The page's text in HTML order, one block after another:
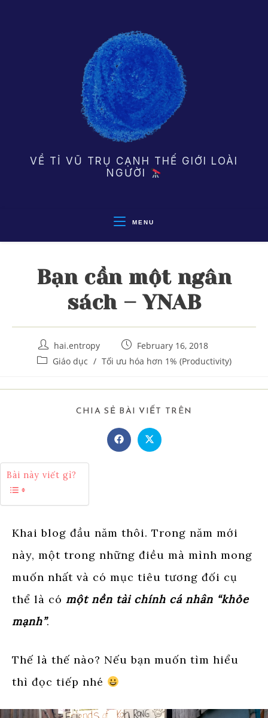
VỀ TỈ VŨ TRỤ CẠNH THẾ GIỚI LOÀI
NGƯỜI
MENU
Bạn cần một ngân
sách – YNAB
Post
author:
hai.entropy
Post
published:
February 16, 2018
Post Giáo dục / Tối ưu hóa hơn 1% (Productivity)
CHIA SẺ BÀI VIẾT TRÊN
Opens
in
Opens
in
Bài này viết gì?
Khai blog đầu năm thôi. Trong năm mới
này, một trong những điều mà mình mong
muốn nhất và có mục tiêu tương đối cụ
thể là có một nền tài chính cá nhân “khỏe
mạnh”.
Thế là thế nào? Nếu bạn muốn tìm hiểu
thì đọc tiếp nhé